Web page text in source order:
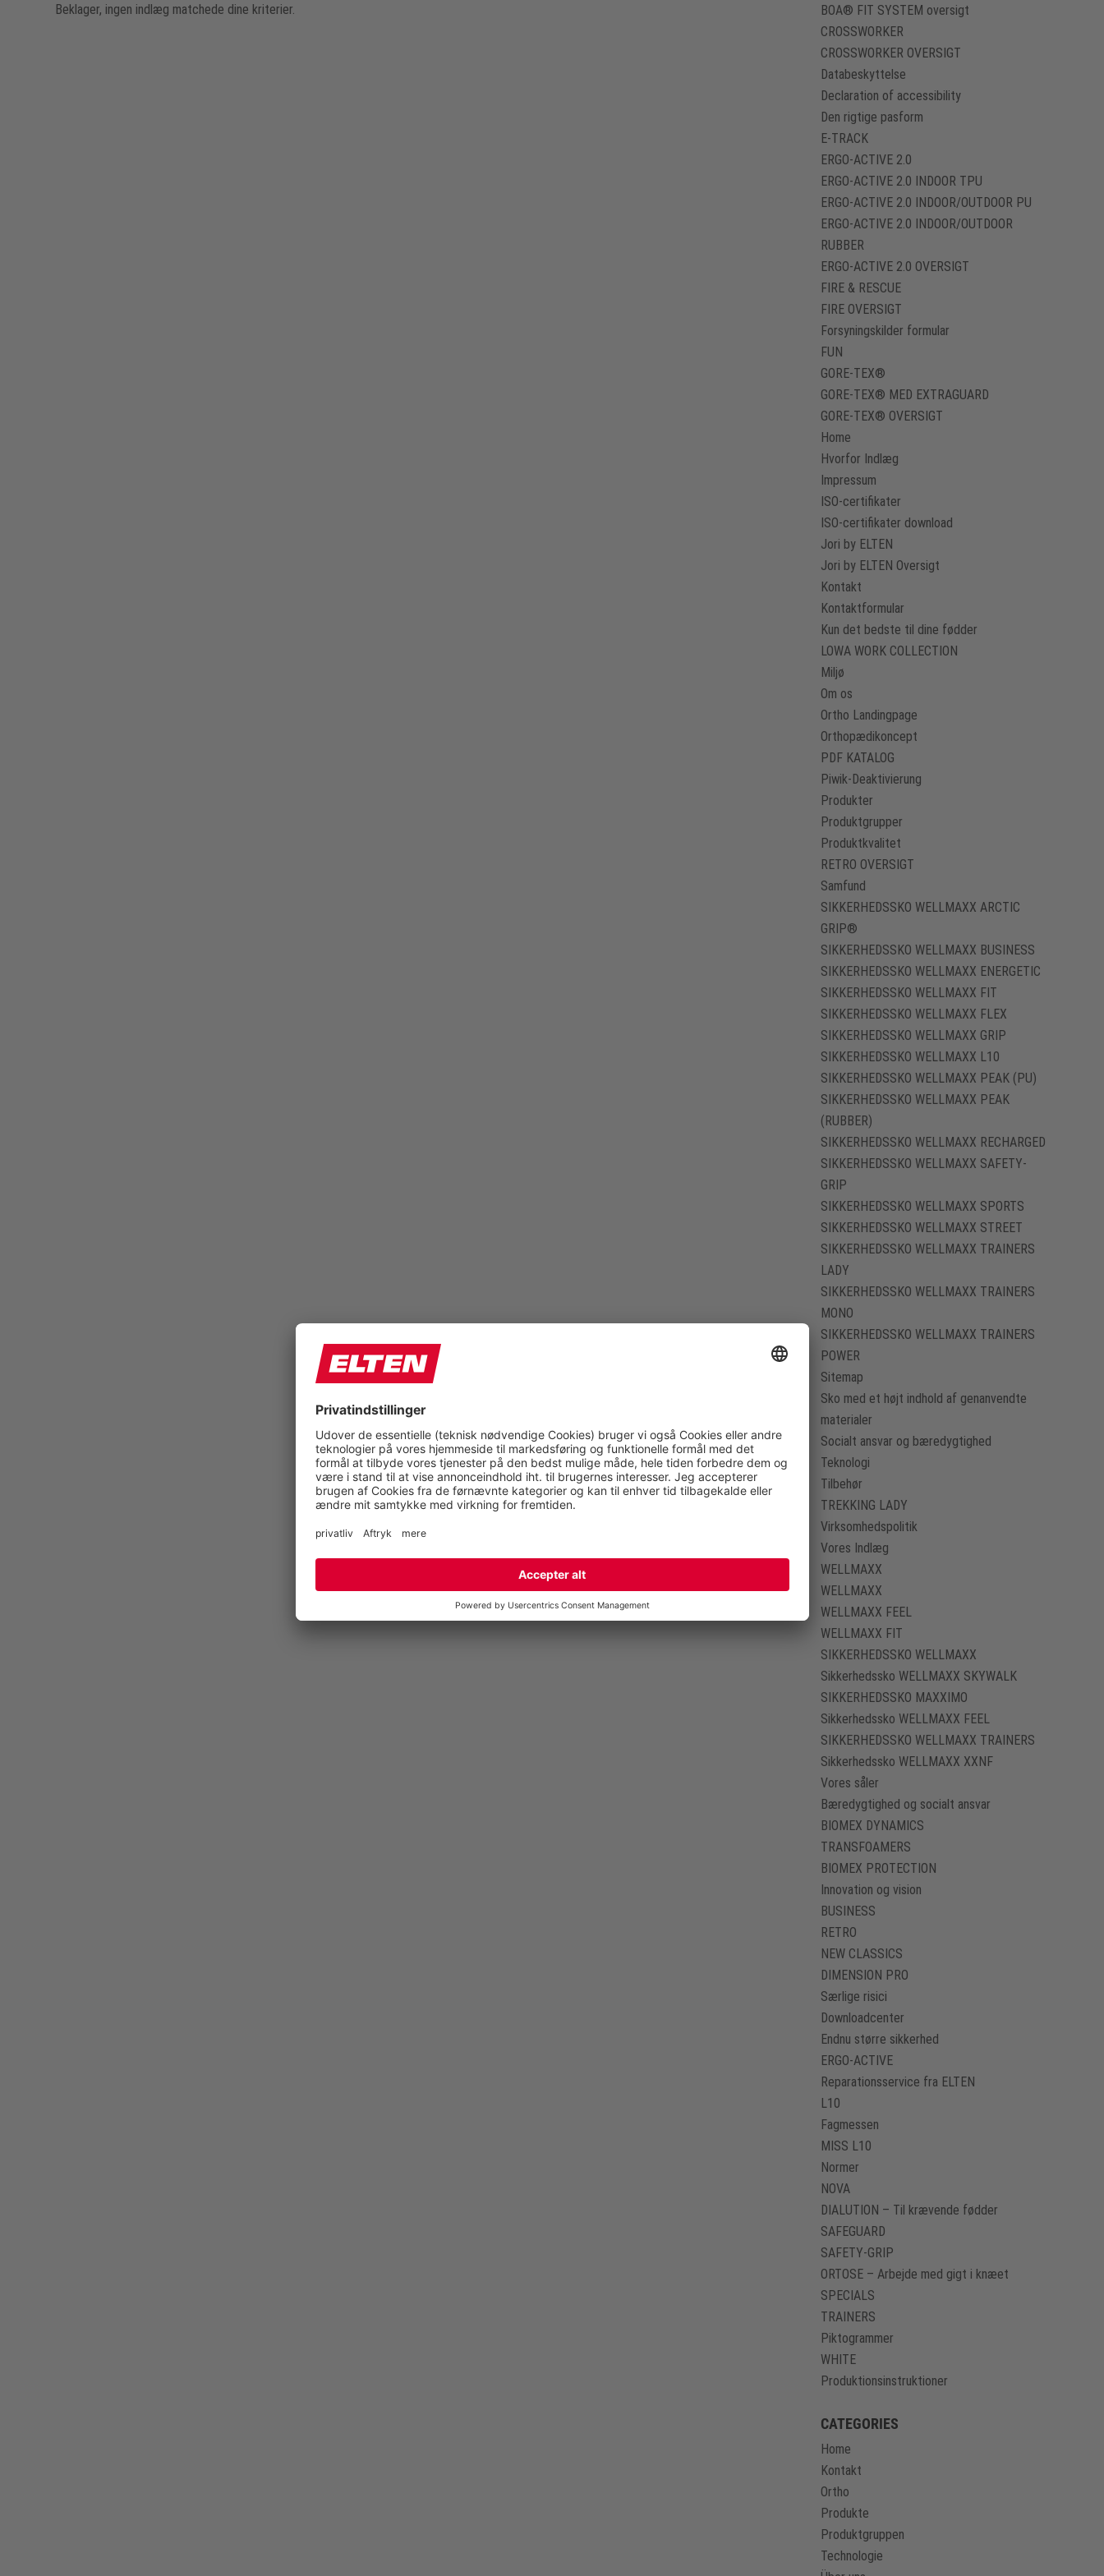
Beklager, ingen indlæg matchede dine kriterier.
BOA® FIT SYSTEM oversigt
CROSSWORKER
CROSSWORKER OVERSIGT
Databeskyttelse
Declaration of accessibility
Den rigtige pasform
E-TRACK
ERGO-ACTIVE 2.0
ERGO-ACTIVE 2.0 INDOOR TPU
ERGO-ACTIVE 2.0 INDOOR/OUTDOOR PU
ERGO-ACTIVE 2.0 INDOOR/OUTDOOR
RUBBER
ERGO-ACTIVE 2.0 OVERSIGT
FIRE & RESCUE
FIRE OVERSIGT
Forsyningskilder formular
FUN
GORE-TEX®
GORE-TEX® MED EXTRAGUARD
GORE-TEX® OVERSIGT
Home
Hvorfor Indlæg
Impressum
ISO-certifikater
ISO-certifikater download
Jori by ELTEN
Jori by ELTEN Oversigt
Kontakt
Kontaktformular
Kun det bedste til dine fødder
LOWA WORK COLLECTION
Miljø
Om os
Ortho Landingpage
Orthopædikoncept
PDF KATALOG
Piwik-Deaktivierung
Produkter
Produktgrupper
Produktkvalitet
RETRO OVERSIGT
Samfund
SIKKERHEDSSKO WELLMAXX ARCTIC
GRIP®
SIKKERHEDSSKO WELLMAXX BUSINESS
SIKKERHEDSSKO WELLMAXX ENERGETIC
SIKKERHEDSSKO WELLMAXX FIT
SIKKERHEDSSKO WELLMAXX FLEX
SIKKERHEDSSKO WELLMAXX GRIP
SIKKERHEDSSKO WELLMAXX L10
SIKKERHEDSSKO WELLMAXX PEAK (PU)
SIKKERHEDSSKO WELLMAXX PEAK
(RUBBER)
SIKKERHEDSSKO WELLMAXX RECHARGED
SIKKERHEDSSKO WELLMAXX SAFETY-
GRIP
SIKKERHEDSSKO WELLMAXX SPORTS
SIKKERHEDSSKO WELLMAXX STREET
SIKKERHEDSSKO WELLMAXX TRAINERS
LADY
SIKKERHEDSSKO WELLMAXX TRAINERS
MONO
SIKKERHEDSSKO WELLMAXX TRAINERS
POWER
Sitemap
Sko med et højt indhold af genanvendte
materialer
Socialt ansvar og bæredygtighed
Teknologi
Tilbehør
TREKKING LADY
Virksomhedspolitik
Vores Indlæg
WELLMAXX
WELLMAXX
WELLMAXX FEEL
WELLMAXX FIT
SIKKERHEDSSKO WELLMAXX
Sikkerhedssko WELLMAXX SKYWALK
SIKKERHEDSSKO MAXXIMO
Sikkerhedssko WELLMAXX FEEL
SIKKERHEDSSKO WELLMAXX TRAINERS
Sikkerhedssko WELLMAXX XXNF
Vores såler
Bæredygtighed og socialt ansvar
BIOMEX DYNAMICS
TRANSFOAMERS
BIOMEX PROTECTION
Innovation og vision
BUSINESS
RETRO
NEW CLASSICS
DIMENSION PRO
Særlige risici
Downloadcenter
Endnu større sikkerhed
ERGO-ACTIVE
Reparationsservice fra ELTEN
L10
Fagmessen
MISS L10
Normer
NOVA
DIALUTION – Til krævende fødder
SAFEGUARD
SAFETY-GRIP
ORTOSE – Arbejde med gigt i knæet
SPECIALS
TRAINERS
Piktogrammer
WHITE
Produktionsinstruktioner
CATEGORIES
Home
Kontakt
Ortho
Produkte
Produktgruppen
Technologie